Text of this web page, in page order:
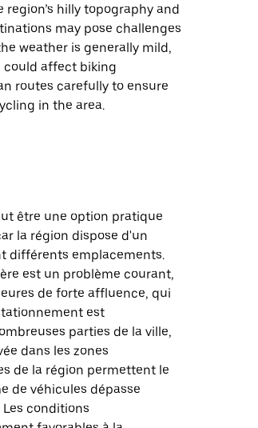
hilly topography and
may pose challenges
weather is generally mild,
could affect biking
routes carefully to ensure
in the area.
être une option pratique
la région dispose d'un
différents emplacements.
est un problème courant,
de forte affluence, qui
est
parties de la ville,
dans les zones
de la région permettent le
de véhicules dépasse
conditions